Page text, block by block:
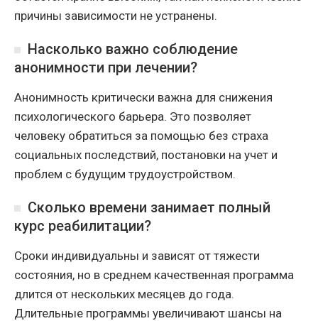
причины зависимости не устранены.
Насколько важно соблюдение
анонимности при лечении?
Анонимность критически важна для снижения
психологического барьера. Это позволяет
человеку обратиться за помощью без страха
социальных последствий, постановки на учет и
проблем с будущим трудоустройством.
Сколько времени занимает полный
курс реабилитации?
Сроки индивидуальны и зависят от тяжести
состояния, но в среднем качественная программа
длится от нескольких месяцев до года.
Длительные программы увеличивают шансы на